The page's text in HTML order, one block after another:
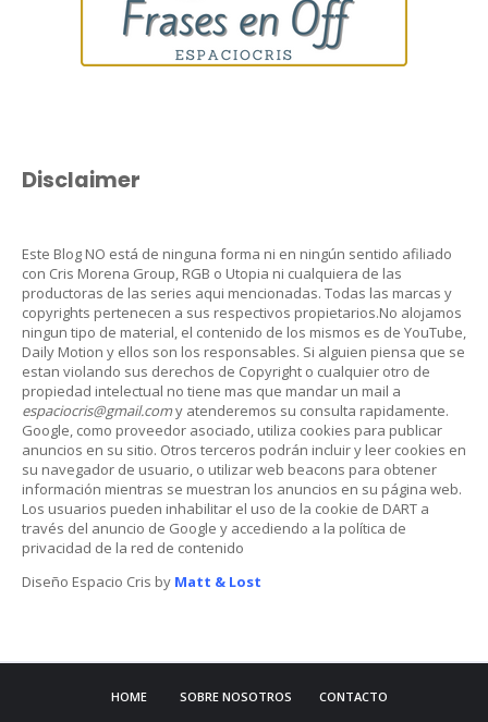
Disclaimer
Este Blog NO está de ninguna forma ni en ningún sentido afiliado
con Cris Morena Group, RGB o Utopia ni cualquiera de las
productoras de las series aqui mencionadas. Todas las marcas y
copyrights pertenecen a sus respectivos propietarios.No alojamos
ningun tipo de material, el contenido de los mismos es de YouTube,
Daily Motion y ellos son los responsables. Si alguien piensa que se
estan violando sus derechos de Copyright o cualquier otro de
propiedad intelectual no tiene mas que mandar un mail a
espaciocris@gmail.comy atenderemos su consulta rapidamente.
Google, como proveedor asociado, utiliza cookies para publicar
anuncios en su sitio. Otros terceros podrán incluir y leer cookies en
su navegador de usuario, o utilizar web beacons para obtener
información mientras se muestran los anuncios en su página web.
Los usuarios pueden inhabilitar el uso de la cookie de DART a
través del anuncio de Google y accediendo a la política de
privacidad de la red de contenido
Diseño Espacio Cris by Matt & Lost
HOME SOBRE NOSOTROS CONTACTO